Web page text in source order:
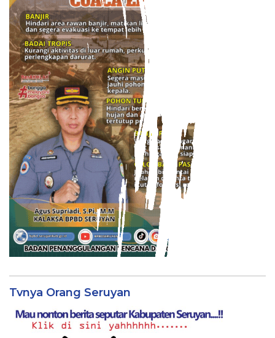
Tvnya Orang Seruyan